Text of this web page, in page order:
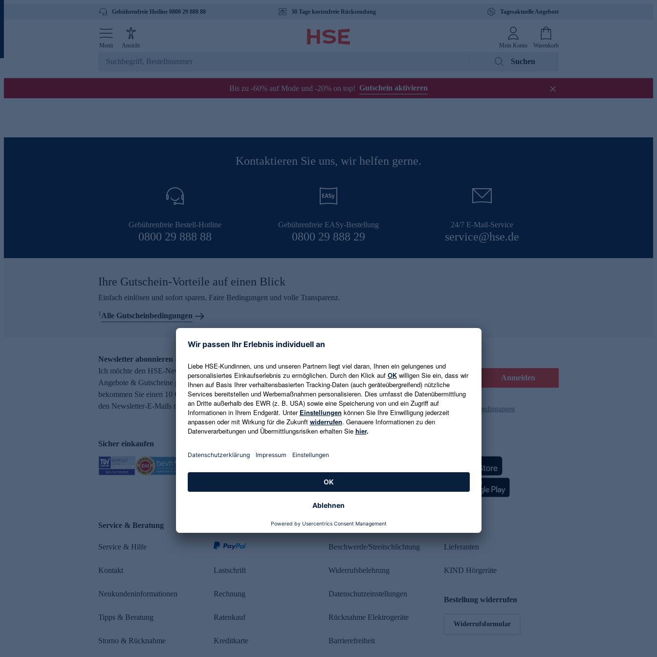
Gebührenfreie Hotline 0800 29 888 88 30 Tage kostenfreie Rücksendung Tagesaktuelle Angebote
Menü Ansicht Mein Konto Warenkorb
Suchen
Bis zu -60% auf Mode und -20% on top! Gutschein aktivieren
Kontaktieren Sie uns, wir helfen gerne.
Gebührenfreie Bestell-Hotline
0800 29 888 88
Gebührenfreie EASy-Bestellung
0800 29 888 29
24/7 E-Mail-Service
service@hse.de
Ihre Gutschein-Vorteile auf einen Blick
Einfach einlösen und sofort sparen. Faire Bedingungen und volle Transparenz.
1Alle Gutscheinbedingungen
Newsletter abonnieren – 10 € Gutschein erhalten
Ich möchte den HSE-Newsletter abonnieren und aktuelle Trends,
Angebote & Gutscheine per E-Mail erhalten. Als Dankeschön
bekommen Sie einen 10 € Gutschein. Eine Abmeldung ist jederzeit in
den Newsletter-E-Mails möglich.
E-Mail-Adresse eingeben Anmelden
Es gelten die Datenschutzrichtlinien und die Gutscheinbedingungen
Sicher einkaufen
Service & Beratung
Service & Hilfe
Kontakt
Neukundeninformationen
Tipps & Beratung
Storno & Rücknahme
Lastschrift
Rechnung
Ratenkauf
Kreditkarte
Rechtliches
Beschwerde/Streitschlichtung
Widerrufsbelehrung
Datenschutzeinstellungen
Rücknahme Elektrogeräte
Barrierefreiheit
Lieferanten
KIND Hörgeräte
Bestellung widerrufen
Widerrufsformular